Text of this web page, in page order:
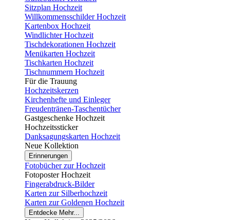
Sitzplan Hochzeit
Willkommensschilder Hochzeit
Kartenbox Hochzeit
Windlichter Hochzeit
Tischdekorationen Hochzeit
Menükarten Hochzeit
Tischkarten Hochzeit
Tischnummern Hochzeit
Für die Trauung
Hochzeitskerzen
Kirchenhefte und Einleger
Freudentränen-Taschentücher
Gastgeschenke Hochzeit
Hochzeitssticker
Danksagungskarten Hochzeit
Neue Kollektion
Erinnerungen
Fotobücher zur Hochzeit
Fotoposter Hochzeit
Fingerabdruck-Bilder
Karten zur Silberhochzeit
Karten zur Goldenen Hochzeit
Entdecke Mehr...